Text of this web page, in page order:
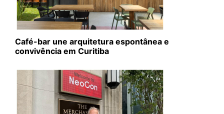
Café-bar une arquitetura espontânea e
convivência em Curitiba